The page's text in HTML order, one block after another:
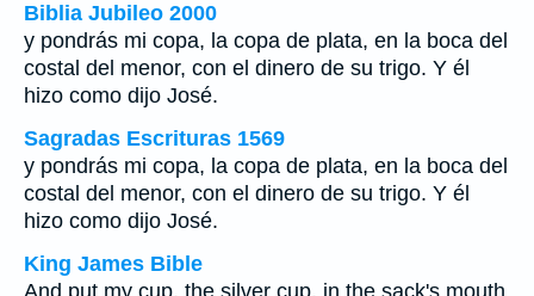
Biblia Jubileo 2000
y pondrás mi copa, la copa de plata, en la boca del
costal del menor, con el dinero de su trigo. Y él
hizo como dijo José.
Sagradas Escrituras 1569
y pondrás mi copa, la copa de plata, en la boca del
costal del menor, con el dinero de su trigo. Y él
hizo como dijo José.
King James Bible
And put my cup, the silver cup, in the sack's mouth